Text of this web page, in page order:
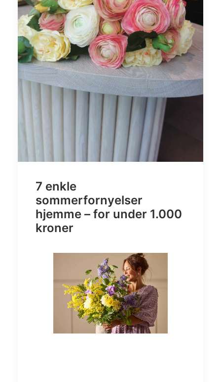
7 enkle
sommerfornyelser
hjemme – for under 1.000
kroner